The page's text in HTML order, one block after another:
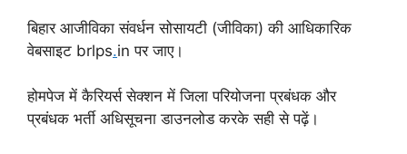
बिहार आजीविका संवर्धन सोसायटी (जीविका) की आधिकारिक
वेबसाइट brlps.in पर जाए।
होमपेज में कैरियर्स सेक्शन में जिला परियोजना प्रबंधक और
प्रबंधक भर्ती अधिसूचना डाउनलोड करके सही से पढ़ें।